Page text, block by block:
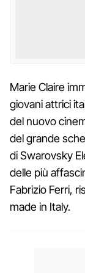
Marie Claire
giovani attrici
del nuovo
del grande
di Swarovsky
delle più
Fabrizio Ferri,
made in Italy.